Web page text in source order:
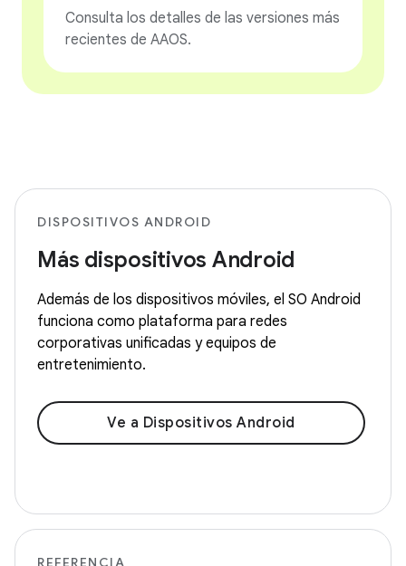
Consulta los detalles de las versiones más
recientes de AAOS.
DISPOSITIVOS ANDROID
Más dispositivos Android
Además de los dispositivos móviles, el SO Android
funciona como plataforma para redes
corporativas unificadas y equipos de
entretenimiento.
Ve a Dispositivos Android
REFERENCIA